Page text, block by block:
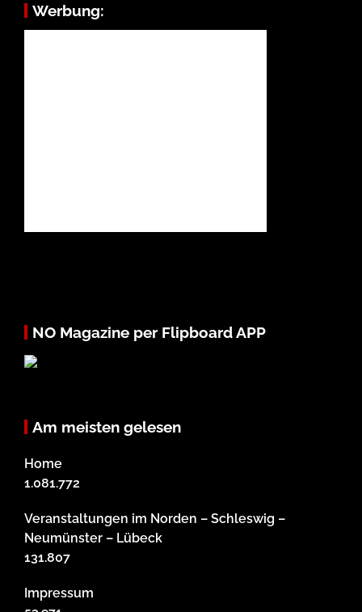
Werbung:
NO Magazine per Flipboard APP
Am meisten gelesen
Home
1.081.772
Veranstaltungen im Norden – Schleswig –
Neumünster – Lübeck
131.807
Impressum